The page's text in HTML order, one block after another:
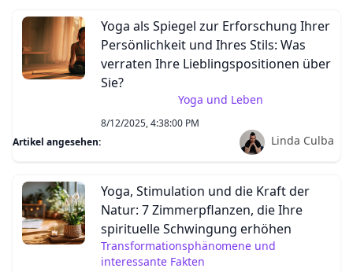
Yoga als Spiegel zur Erforschung Ihrer
Persönlichkeit und Ihres Stils: Was
verraten Ihre Lieblingspositionen über
Sie?
Yoga und Leben
8/12/2025, 4:38:00 PM
Artikel angesehen:
Linda Culba
Yoga, Stimulation und die Kraft der
Natur: 7 Zimmerpflanzen, die Ihre
spirituelle Schwingung erhöhen
Transformationsphänomene und
interessante Fakten